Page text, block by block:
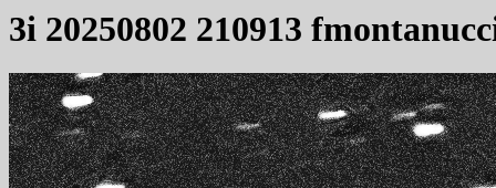
3i 20250802 210913